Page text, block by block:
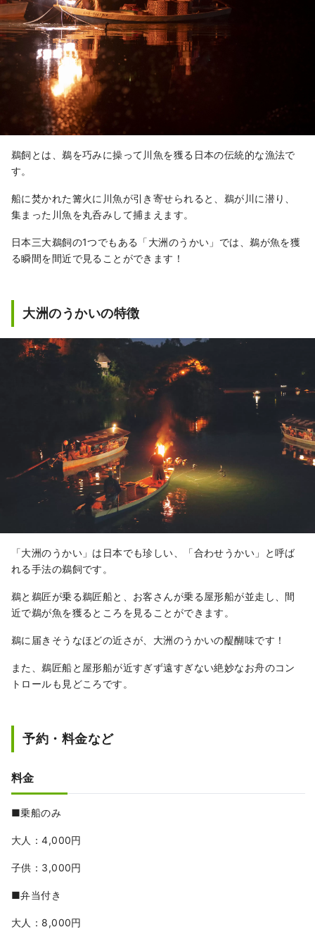
鵜飼とは、鵜を巧みに操って川魚を獲る日本の伝統的な漁法で
す。
船に焚かれた篝火に川魚が引き寄せられると、鵜が川に潜り、
集まった川魚を丸呑みして捕まえます。
日本三大鵜飼の1つでもある「大洲のうかい」では、鵜が魚を獲
る瞬間を間近で見ることができます！
大洲のうかいの特徴
「大洲のうかい」は日本でも珍しい、「合わせうかい」と呼ば
れる手法の鵜飼です。
鵜と鵜匠が乗る鵜匠船と、お客さんが乗る屋形船が並走し、間
近で鵜が魚を獲るところを見ることができます。
鵜に届きそうなほどの近さが、大洲のうかいの醍醐味です！
また、鵜匠船と屋形船が近すぎず遠すぎない絶妙なお舟のコン
トロールも見どころです。
予約・料金など
料金
■乗船のみ
大人：4,000円
子供：3,000円
■弁当付き
大人：8,000円